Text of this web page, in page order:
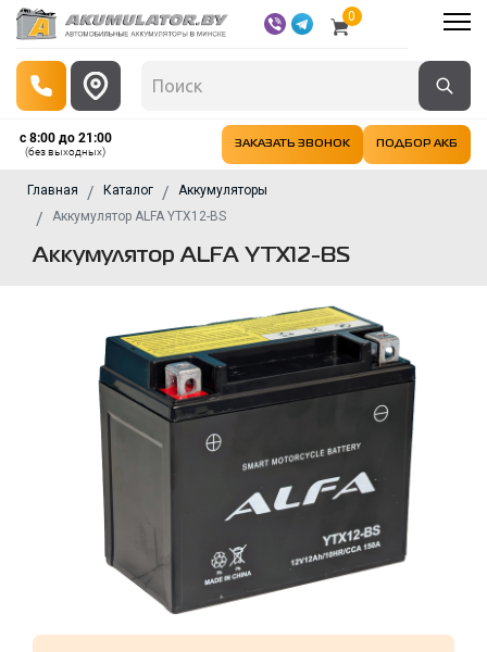
0
с 8:00 до 21:00
(без выходных)
ЗАКАЗАТЬ ЗВОНОК ПОДБОР АКБ
Главная Каталог
Аккумуляторы
Аккумулятор ALFA YTX12-BS
Аккумулятор ALFA YTX12-BS